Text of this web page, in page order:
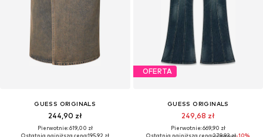
GUESS ORIGINALS
244,90 zł
Pierwotnie: 619,00 zł
Ostatnia najniższa cena:195,92 zł
OFERTA
GUESS ORIGINALS
249,68 zł
Pierwotnie: 669,90 zł
Ostatnia najniższa cena:279,93 zł-10%